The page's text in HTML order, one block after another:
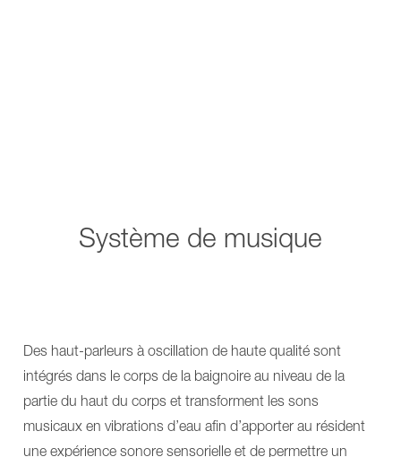
Système de musique
Des haut-parleurs à oscillation de haute qualité sont
intégrés dans le corps de la baignoire au niveau de la
partie du haut du corps et transforment les sons
musicaux en vibrations d’eau afin d’apporter au résident
une expérience sonore sensorielle et de permettre un